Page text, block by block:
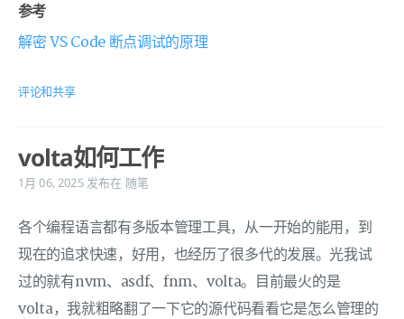
参考
解密 VS Code 断点调试的原理
评论和共享
volta如何工作
1月 06, 2025 发布在 随笔
各个编程语言都有多版本管理工具，从一开始的能用，到
现在的追求快速，好用，也经历了很多代的发展。光我试
过的就有nvm、asdf、fnm、volta。目前最火的是
volta，我就粗略翻了一下它的源代码看看它是怎么管理的